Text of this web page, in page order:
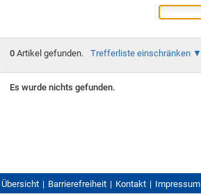
0Artikel gefunden. Trefferliste einschränken
Es wurde nichts gefunden.
Übersicht Barrierefreiheit Kontakt Impressum